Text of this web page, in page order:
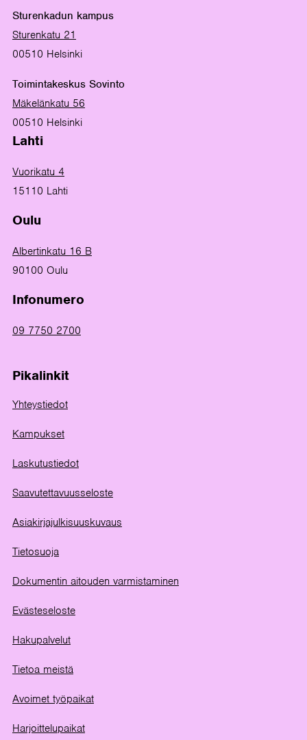
Sturenkadun kampus
Sturenkatu 21
00510 Helsinki
Toimintakeskus Sovinto
Mäkelänkatu 56
00510 Helsinki
Lahti
Vuorikatu 4
15110 Lahti
Oulu
Albertinkatu 16 B
90100 Oulu
Infonumero
09 7750 2700
Pikalinkit
Yhteystiedot
Kampukset
Laskutustiedot
Saavutettavuusseloste
Asiakirjajulkisuuskuvaus
Tietosuoja
Dokumentin aitouden varmistaminen
Evästeseloste
Hakupalvelut
Tietoa meistä
Avoimet työpaikat
Harjoittelupaikat